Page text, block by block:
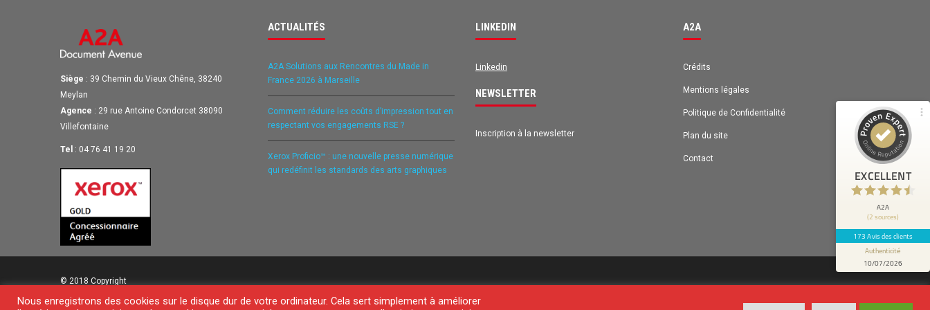
Siège : 39 Chemin du Vieux Chêne, 38240
Meylan
Agence : 29 rue Antoine Condorcet 38090
Villefontaine
Tel : 04 76 41 19 20
ACTUALITÉS
A2A Solutions aux Rencontres du Made in
France 2026 à Marseille
Comment réduire les coûts d’impression tout en
respectant vos engagements RSE ?
Xerox Proficio™ : une nouvelle presse numérique
qui redéfinit les standards des arts graphiques
LINKEDIN
Linkedin
NEWSLETTER
Inscription à la newsletter
A2A
Crédits
Mentions légales
Politique de Confidentialité
Plan du site
Contact
© 2018 Copyright
Nous enregistrons des cookies sur le disque dur de votre ordinateur. Cela sert simplement à améliorer
EXCELLENT
A2A
(2 sources)
173 Avis des clients
Authenticité
10/07/2026
ProvenExpert.com
Avis de 1 autre source
Voir le profil sur
Anonyme
Bénéfices: Gain de temps